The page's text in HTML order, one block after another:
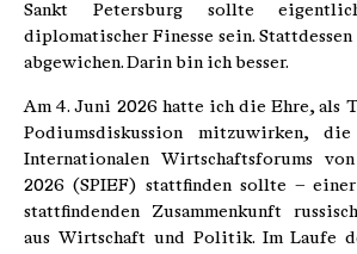
Sankt Petersburg sollte
diplomatischer Finesse sein.
abgewichen. Darin bin ich besser.
Am 4. Juni 2026 hatte ich die Ehre, als
Podiumsdiskussion mitzuwirken,
Internationalen Wirtschaftsforums
2026 (SPIEF) stattfinden sollte –
stattfindenden Zusammenkunft
aus Wirtschaft und Politik. Im Laufe